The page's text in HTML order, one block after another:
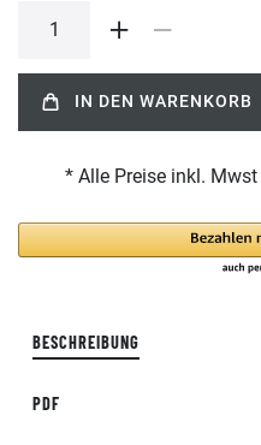
IN DEN WARENKORB
* Alle Preise inkl. Mwst
BESCHREIBUNG
PDF